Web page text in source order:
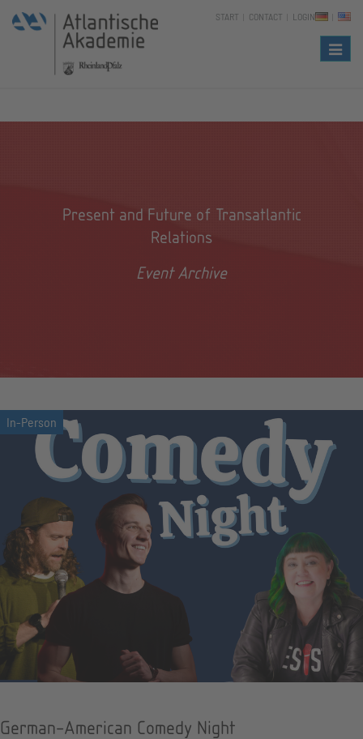
START CONTACT LOGIN
Present and Future of Transatlantic
Relations
Event Archive
German-American Comedy Night